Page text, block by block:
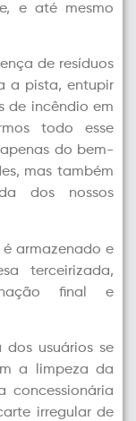
e até mesmo
de resíduos
a pista, entupir
de incêndio em
todo esse
do bem-
mas também
dos nossos
é armazenado e
terceirizada,
final e
dos usuários se
a limpeza da
concessionária
irregular de